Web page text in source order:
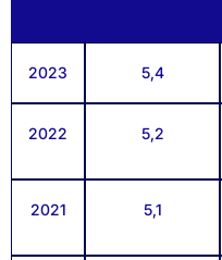
2023 5,4
2022 5,2
2021 5,1